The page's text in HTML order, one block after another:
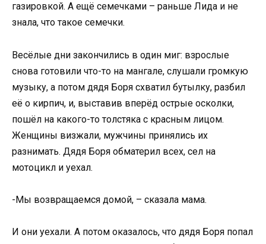
газировкой. А ещё семечками – раньше Лида и не
знала, что такое семечки.
Весёлые дни закончились в один миг: взрослые
снова готовили что-то на мангале, слушали громкую
музыку, а потом дядя Боря схватил бутылку, разбил
её о кирпич, и, выставив вперёд острые осколки,
пошёл на какого-то толстяка с красным лицом.
Женщины визжали, мужчины принялись их
разнимать. Дядя Боря обматерил всех, сел на
мотоцикл и уехал.
-Мы возвращаемся домой, – сказала мама.
И они уехали. А потом оказалось, что дядя Боря попал